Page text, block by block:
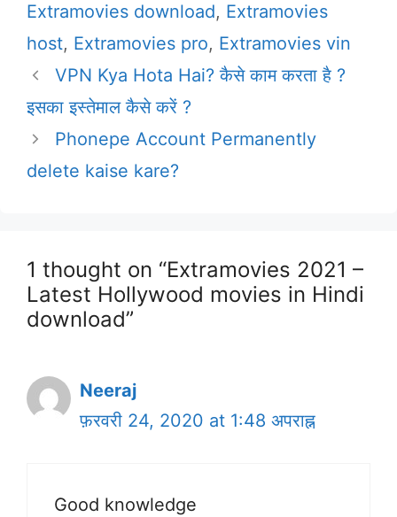
Extramovies download, Extramovies
host, Extramovies pro, Extramovies vin
VPN Kya Hota Hai? कैसे काम करता है ?
इसका इस्तेमाल कैसे करें ?
Phonepe Account Permanently
delete kaise kare?
1 thought on “Extramovies 2021 –
Latest Hollywood movies in Hindi
download”
Neeraj
फ़रवरी 24, 2020 at 1:48 अपराह्न
Good knowledge